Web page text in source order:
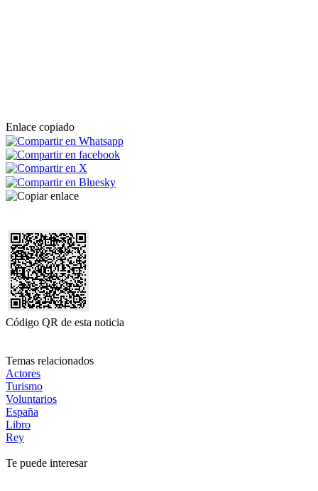
Enlace copiado
Código QR de esta noticia
Temas relacionados
Actores
Turismo
Voluntarios
España
Libro
Rey
Te puede interesar